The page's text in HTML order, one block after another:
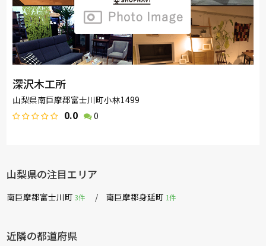
深沢木工所
山梨県南巨摩郡富士川町小林1499
0.0 0
山梨県の注目エリア
南巨摩郡富士川町3件 南巨摩郡身延町 1件
近隣の都道府県